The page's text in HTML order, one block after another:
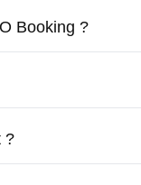
Booking ?
?